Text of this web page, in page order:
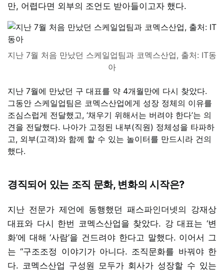
만, 어렵다면 외부의 조언도 받아들이고자 했다.
지난 7월 처음 만났던 스케일업팀과 코멕스산업, 출처: IT동
아
지난 7월에 만났던 구 대표를 약 4개월만에 다시 찾았다.
그동안 스케일업팀은 코멕스산업에게 성장 정체의 이유를
조심스럽게 전달했고, ‘채우기 위해서는 버려야 한다’는 의
견을 전달했다. 나아가 고정된 내부(직원) 정체성을 타파하
고, 외부(고객)와 함께 할 수 있는 놀이터를 만드시라 건의
했다.
경직되어 있는 조직 문화, 변화의 시작은?
지난 전문가 제언에 동행했던 패스파인더넷의 강재상
대표와 다시 한번 코멕스산업을 찾았다. 강 대표는 ‘변
화’에 대해 ‘사람’을 건드려야 한다고 말했다. 이어서 그
는 “구조조정 이야기가 아니다. 조직문화를 바꿔야 한
다. 코멕스산업 구성원 모두가 회사가 성장할 수 있는